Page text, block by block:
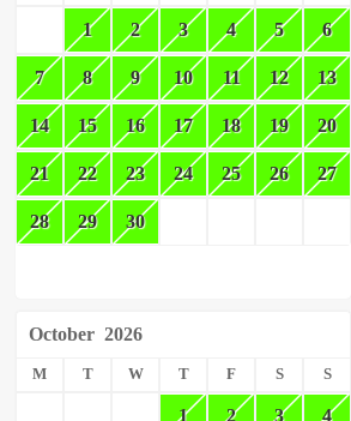
1 2 3 4 5 6
7 8 9 10 11 12 13
14 15 16 17 18 19 20
21 22 23 24 25 26 27
28 29 30
October 2026
M T W T F S S
1 2 3 4